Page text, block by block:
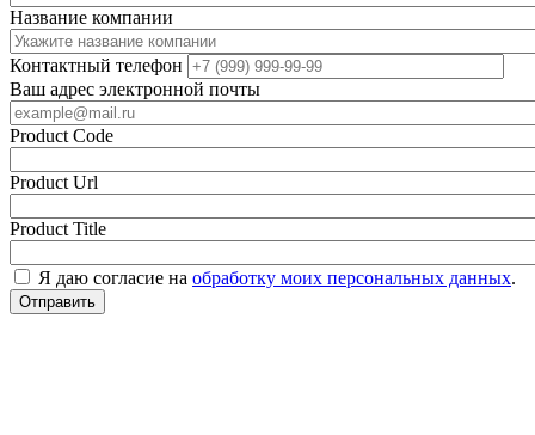
Название компании
Контактный телефон
Ваш адрес электронной почты
Product Code
Product Url
Product Title
Я даю согласие на обработку моих персональных данных.
Отправить